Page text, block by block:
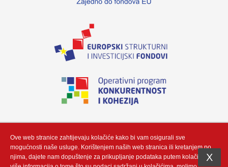
„Izradu internetske stranice sufinancirala je Europska unija iz Europskog fonda
Neutrino Tau d.o.o“
Ove web stranice zahtijevaju kolačiće kako bi vam osigurali sve
mogućnosti naše usluge. Korištenjem naših web stranica ili kretanjem po
njima, dajete nam dopuštenje za prikupljanje podataka putem kolačić. Za
X